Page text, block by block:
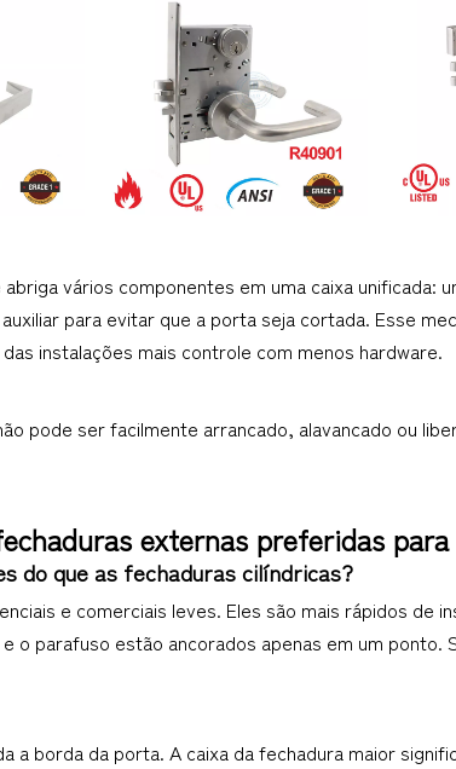
vários componentes em uma caixa unificada:
para evitar que a porta seja cortada. Esse
instalações mais controle com menos hardware.
pode ser facilmente arrancado, alavancado ou
externas preferidas
do que as fechaduras cilíndricas?
e comerciais leves. Eles são mais rápidos de
o parafuso estão ancorados apenas em um
a borda da porta. A caixa da fechadura maior